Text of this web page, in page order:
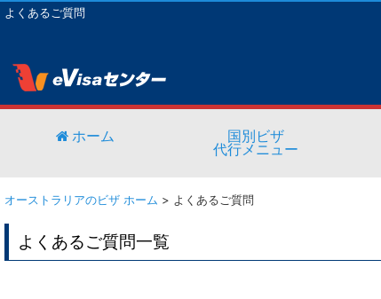
よくあるご質問
ホーム 国別ビザ
代行メニュー
オーストラリアのビザ ホーム > よくあるご質問
よくあるご質問一覧